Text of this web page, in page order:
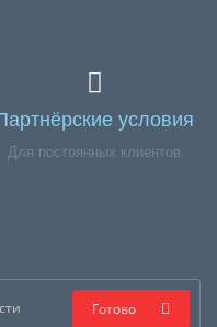
условия
Для постоянных клиентов
Готово